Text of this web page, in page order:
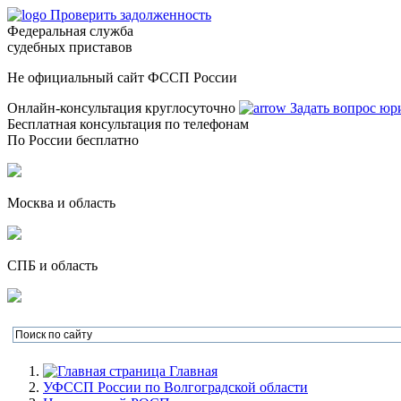
Проверить задолженность
Федеральная служба
судебных приставов
Не официальный сайт ФССП России
Онлайн-консультация круглосуточно
Задать вопрос
Бесплатная консультация по телефонам
По России бесплатно
Москва и область
СПБ и область
Главная
УФССП России по Волгоградской области